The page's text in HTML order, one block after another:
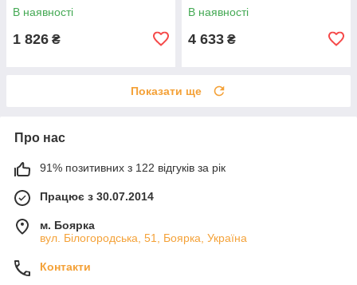
В наявності
1 826 ₴
В наявності
4 633 ₴
Показати ще
Про нас
91% позитивних з 122 відгуків за рік
Працює з 30.07.2014
м. Боярка
вул. Білогородська, 51, Боярка, Україна
Контакти